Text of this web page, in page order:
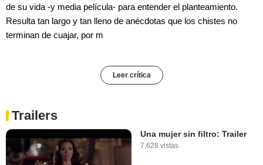
de su vida -y media película- para entender el planteamiento.
Resulta tan largo y tan lleno de anécdotas que los chistes no
terminan de cuajar, por m
Leer crítica
Trailers
Una mujer sin filtro: Trailer
7,628 vistas